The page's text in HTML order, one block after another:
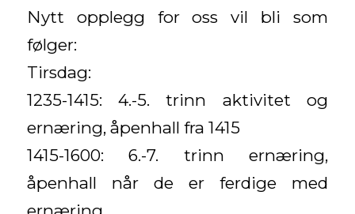
Nytt opplegg for oss vil bli som
følger:
Tirsdag:
1235-1415: 4.-5. trinn aktivitet og
ernæring, åpenhall fra 1415
1415-1600: 6.-7. trinn ernæring,
åpenhall når de er ferdige med